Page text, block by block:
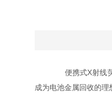
便携式X射线
成为电池金属回收的理